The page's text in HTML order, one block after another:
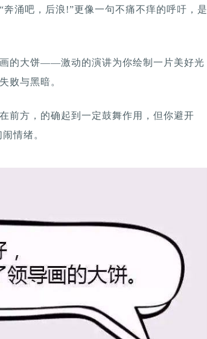
涌吧，后浪!”更像一句不痛不痒的呼吁，是
的大饼——激动的演讲为你绘制一片美好光
败与黑暗。
前方，的确起到一定鼓舞作用，但你避开
情绪。